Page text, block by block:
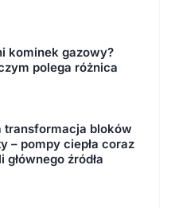
kominek gazowy?
polega różnica
transformacja bloków
– pompy ciepła coraz
źródła